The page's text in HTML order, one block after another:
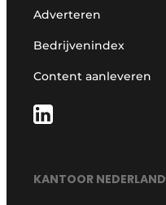
Adverteren
Bedrijvenindex
Content aanleveren
KANTOOR NEDERLAND